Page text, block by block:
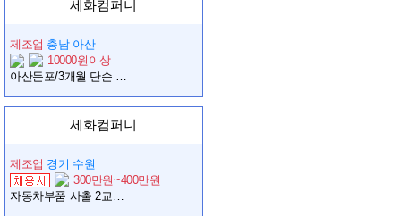
세화컴퍼니
제조업 충남 아산
10000원이상
아산둔포/3개월 단순 검사 알바/월요일 주급 가능/5월 유급 쌉가능/남녀무관
세화컴퍼니
제조업 경기 수원
300만원~400만원
자동차부품 사출 2교대/주간/기숙사/주급/초보가능